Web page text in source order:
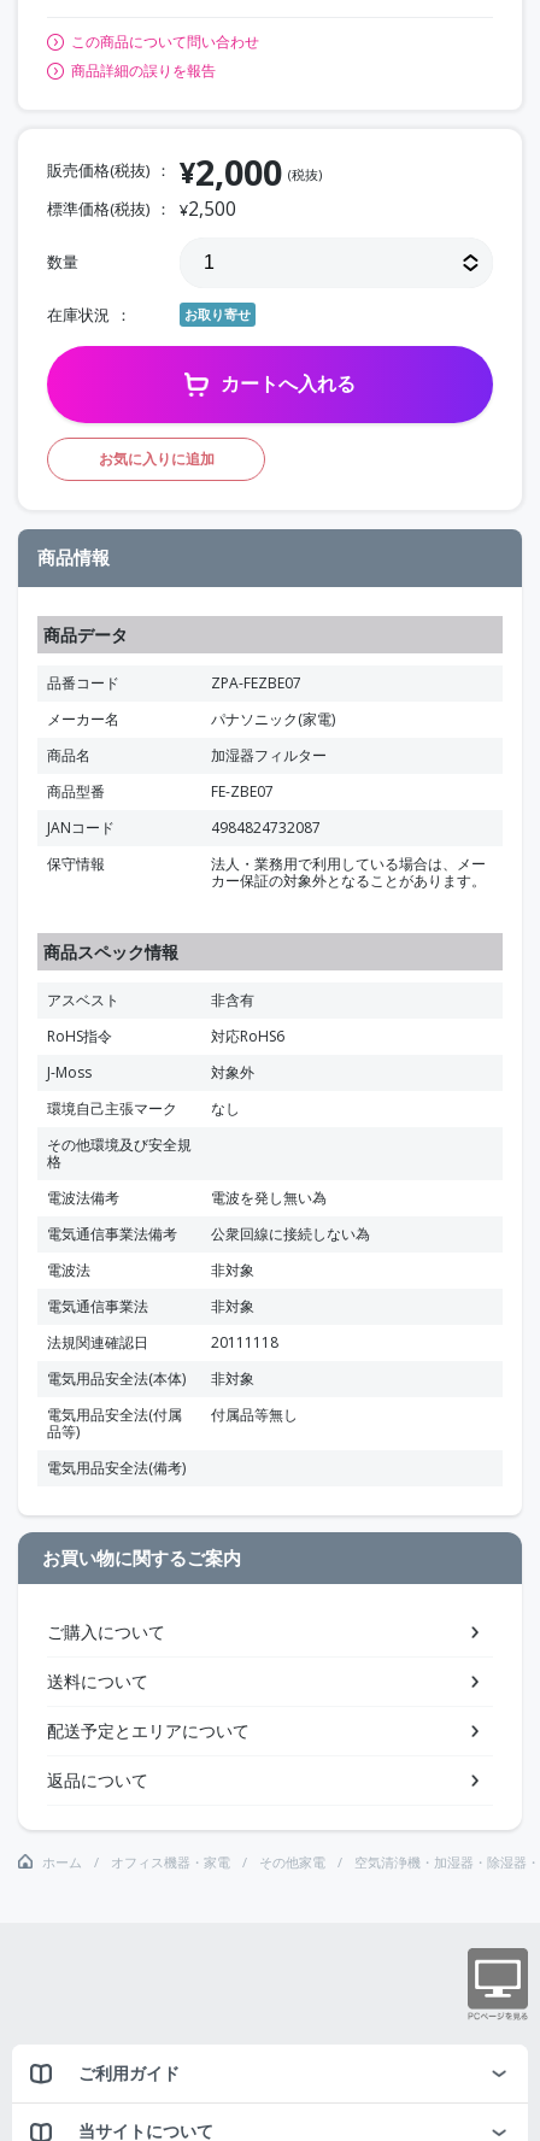
この商品について問い合わせ
商品詳細の誤りを報告
販売価格(税抜) ¥2,000 (税抜)
標準価格(税抜) ¥2,500
数量
在庫状況 お取り寄せ
カートへ入れる
お気に入りに追加
商品情報
商品データ
品番コード
ZPA-FEZBE07
メーカー名
パナソニック(家電)
商品名
加湿器フィルター
商品型番
FE-ZBE07
JANコード
4984824732087
保守情報
法人・業務用で利用している場合は、メー
カー保証の対象外となることがあります。
商品スペック情報
アスベスト
非含有
RoHS指令
対応RoHS6
J-Moss
対象外
環境自己主張マーク
なし
その他環境及び安全規
格
電波法備考
電波を発し無い為
電気通信事業法備考
公衆回線に接続しない為
電波法
非対象
電気通信事業法
非対象
法規関連確認日
20111118
電気用品安全法(本体)
非対象
電気用品安全法(付属
品等)
付属品等無し
電気用品安全法(備考)
お買い物に関するご案内
ご購入について
送料について
配送予定とエリアについて
返品について
ホーム オフィス機器・家電 その他家電 空気清浄機・加湿器・除湿器
ご利用ガイド
当サイトについて